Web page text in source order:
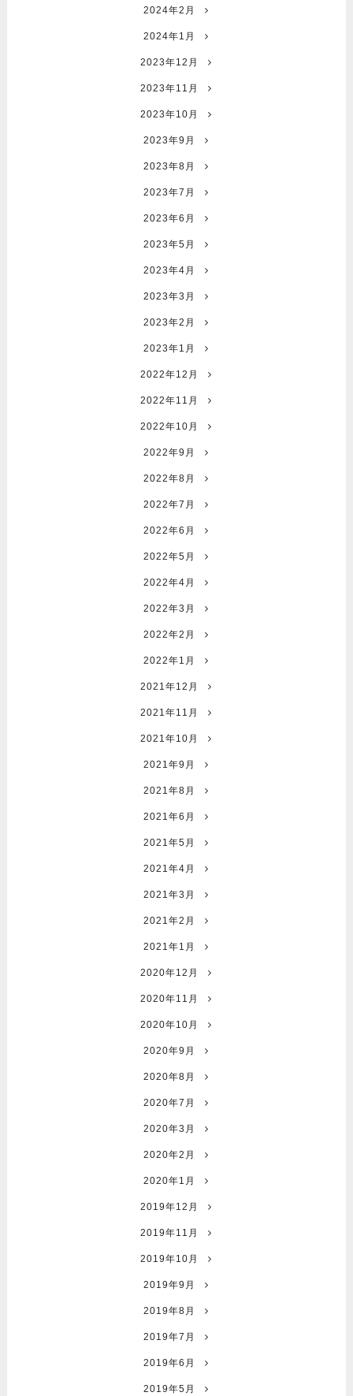
2024年2月
2024年1月
2023年12月
2023年11月
2023年10月
2023年9月
2023年8月
2023年7月
2023年6月
2023年5月
2023年4月
2023年3月
2023年2月
2023年1月
2022年12月
2022年11月
2022年10月
2022年9月
2022年8月
2022年7月
2022年6月
2022年5月
2022年4月
2022年3月
2022年2月
2022年1月
2021年12月
2021年11月
2021年10月
2021年9月
2021年8月
2021年6月
2021年5月
2021年4月
2021年3月
2021年2月
2021年1月
2020年12月
2020年11月
2020年10月
2020年9月
2020年8月
2020年7月
2020年3月
2020年2月
2020年1月
2019年12月
2019年11月
2019年10月
2019年9月
2019年8月
2019年7月
2019年6月
2019年5月